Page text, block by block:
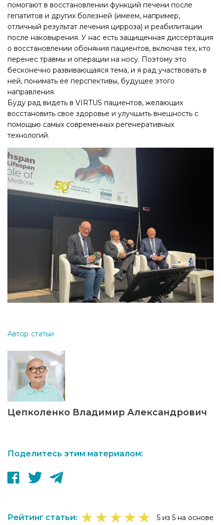
помогают в восстановлении функций печени после
гепатитов и других болезней (имеем, например,
отличный результат лечения цирроза) и реабилитации
после наковырения. У нас есть защищенная диссертация
о восстановлении обоняния пациентов, включая тех, кто
перенес травмы и операции на носу. Поэтому это
бесконечно развивающаяся тема, и я рад участвовать в
ней, понимать ее перспективы, будущее этого
направления.
Буду рад видеть в VIRTUS пациентов, желающих
восстановить свое здоровье и улучшить внешность с
помощью самых современных регенеративных
технологий.
Автор статьи
Цепколенко Владимир Александрович
Поделитесь этим материалом:
Рейтинг статьи: ★★★★★ 5 из 5 на основе